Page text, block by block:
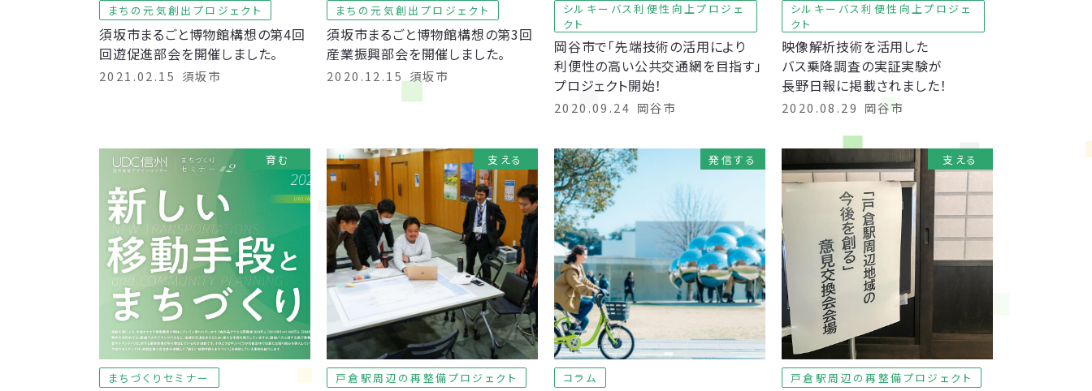
まちの元気創出プロジェクト
須坂市まるごと博物館構想の第4回
回遊促進部会を開催しました。
2021.02.15 須坂市
まちの元気創出プロジェクト
須坂市まるごと博物館構想の第3回
産業振興部会を開催しました。
2020.12.15 須坂市
シルキーバス利便性向上プロジェ
クト
岡谷市で「先端技術の活用により
利便性の高い公共交通網を目指す」
プロジェクト開始！
2020.09.24 岡谷市
シルキーバス利便性向上プロジェ
クト
映像解析技術を活用した
バス乗降調査の実証実験が
長野日報に掲載されました！
2020.08.29 岡谷市
育む
まちづくりセミナー
支える
戸倉駅周辺の再整備プロジェクト
発信する
コラム
支える
戸倉駅周辺の再整備プロジェクト